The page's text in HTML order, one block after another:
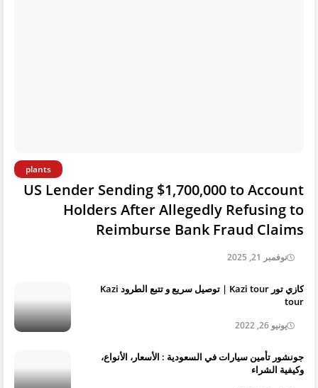
plants
US Lender Sending $1,700,000 to Account
Holders After Allegedly Refusing to
Reimburse Bank Fraud Claims
نوفمبر 21, 2025
كازي تور Kazi tour | توصيل سريع و تتبع الطرود Kazi
tour
يونيو 26, 2022
جونشور تأمين سيارات في السعودية : الأسعار، الأنواع،
وكيفية الشراء